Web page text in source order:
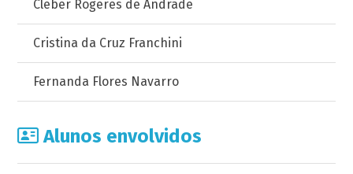
Cleber Rogeres de Andrade
Cristina da Cruz Franchini
Fernanda Flores Navarro
Alunos envolvidos